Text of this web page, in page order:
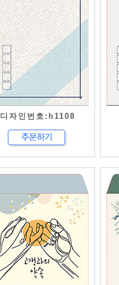
디자인번호:h1108